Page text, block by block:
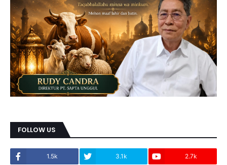
FOLLOW US
1.5k 3.1k 2.7k